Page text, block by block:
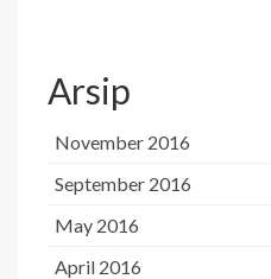
Arsip
November 2016
September 2016
May 2016
April 2016